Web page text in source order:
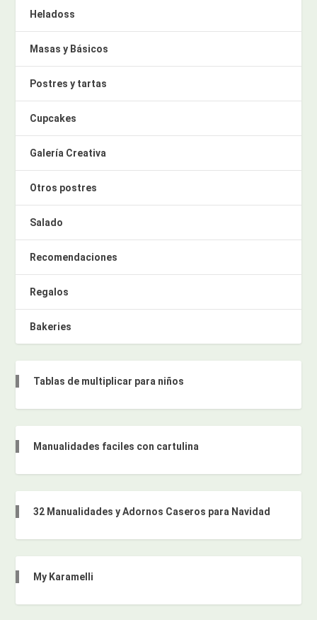
Heladoss
Masas y Básicos
Postres y tartas
Cupcakes
Galería Creativa
Otros postres
Salado
Recomendaciones
Regalos
Bakeries
Tablas de multiplicar para niños
Manualidades faciles con cartulina
32 Manualidades y Adornos Caseros para Navidad
My Karamelli